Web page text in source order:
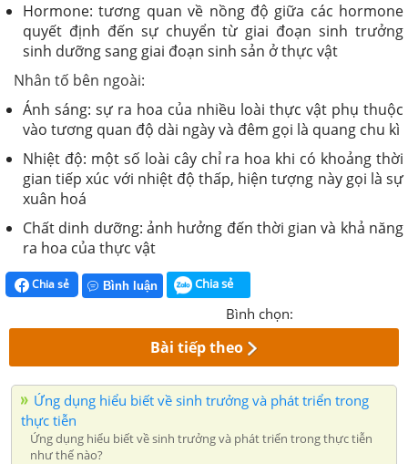
Hormone: tương quan về nồng độ giữa các hormone
quyết định đến sự chuyển từ giai đoạn sinh trưởng
sinh dưỡng sang giai đoạn sinh sản ở thực vật
Nhân tố bên ngoài:
Ánh sáng: sự ra hoa của nhiều loài thực vật phụ thuộc
vào tương quan độ dài ngày và đêm gọi là quang chu kì
Nhiệt độ: một số loài cây chỉ ra hoa khi có khoảng thời
gian tiếp xúc với nhiệt độ thấp, hiện tượng này gọi là sự
xuân hoá
Chất dinh dưỡng: ảnh hưởng đến thời gian và khả năng
ra hoa của thực vật
Chia sẻ Bình luận Chia sẻ
Bình chọn:
Bài tiếp theo
Ứng dụng hiểu biết về sinh trưởng và phát triển trong
thực tiễn
Ứng dụng hiểu biết về sinh trưởng và phát triển trong thực tiễn
như thế nào?